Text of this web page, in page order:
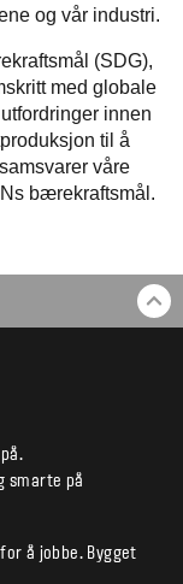
og vår industri.
(SDG),
med globale
innen
til å
våre
bærekraftsmål.
smarte på
å jobbe. Bygget